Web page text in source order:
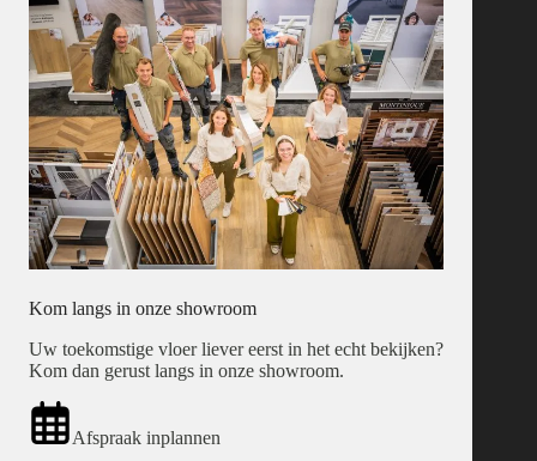
Kom langs in onze showroom
Uw toekomstige vloer liever eerst in het echt bekijken?
Kom dan gerust langs in onze showroom.
Afspraak inplannen